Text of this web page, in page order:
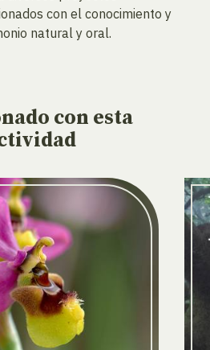
con el conocimiento y
natural y oral.
con esta